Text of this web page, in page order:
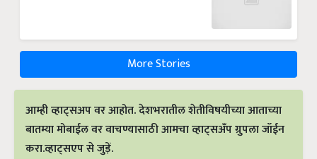
More Stories
आम्ही व्हाट्सअप वर आहोत. देशभरातील शेतीविषयीच्या आताच्या
बातम्या मोबाईल वर वाचण्यासाठी आमचा व्हाट्सअँप ग्रुपला जॉईन
करा.व्हाट्सएप से जुड़ें.